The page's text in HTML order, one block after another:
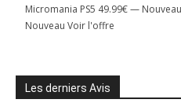
Micromania PS5 49.99€ —
Nouveau Voir l'offre
Les derniers Avis